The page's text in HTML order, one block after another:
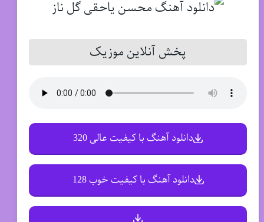
پخش آنلاین موزیک
دانلود آهنگ با کیفیت عالی 320
دانلود آهنگ با کیفیت خوب 128